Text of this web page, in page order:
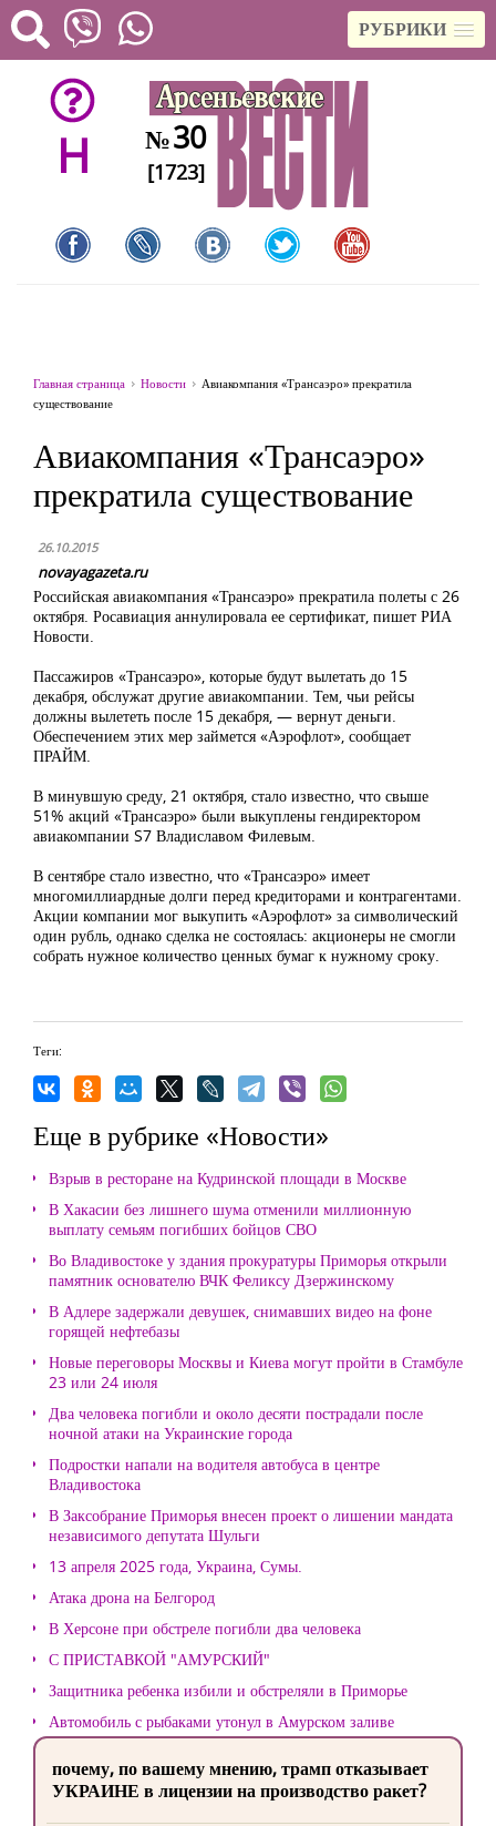
РУБРИКИ
H №30
[1723]
Главная страница Новости
Авиакомпания «Трансаэро» прекратила
существование
Авиакомпания «Трансаэро»
прекратила существование
26.10.2015
novayagazeta.ru
Российская авиакомпания «Трансаэро» прекратила полеты с 26
октября. Росавиация аннулировала ее сертификат, пишет РИА
Новости.
Пассажиров «Трансаэро», которые будут вылетать до 15
декабря, обслужат другие авиакомпании. Тем, чьи рейсы
должны вылететь после 15 декабря, — вернут деньги.
Обеспечением этих мер займется «Аэрофлот», сообщает
ПРАЙМ.
В минувшую среду, 21 октября, стало известно, что свыше
51% акций «Трансаэро» были выкуплены гендиректором
авиакомпании S7 Владиславом Филевым.
В сентябре стало известно, что «Трансаэро» имеет
многомиллиардные долги перед кредиторами и контрагентами.
Акции компании мог выкупить «Аэрофлот» за символический
один рубль, однако сделка не состоялась: акционеры не смогли
собрать нужное количество ценных бумаг к нужному сроку.
Теги:
Еще в рубрике «Новости»
Взрыв в ресторане на Кудринской площади в Москве
В Хакасии без лишнего шума отменили миллионную
выплату семьям погибших бойцов СВО
Во Владивостоке у здания прокуратуры Приморья открыли
памятник основателю ВЧК Феликсу Дзержинскому
В Адлере задержали девушек, снимавших видео на фоне
горящей нефтебазы
Новые переговоры Москвы и Киева могут пройти в Стамбуле
23 или 24 июля
Два человека погибли и около десяти пострадали после
ночной атаки на Украинские города
Подростки напали на водителя автобуса в центре
Владивостока
В Заксобрание Приморья внесен проект о лишении мандата
независимого депутата Шульги
13 апреля 2025 года, Украина, Сумы.
Атака дрона на Белгород
В Херсоне при обстреле погибли два человека
С ПРИСТАВКОЙ "АМУРСКИЙ"
Защитника ребенка избили и обстреляли в Приморье
Автомобиль с рыбаками утонул в Амурском заливе
почему, по вашему мнению, трамп отказывает
УКРАИНЕ в лицензии на производство ракет?